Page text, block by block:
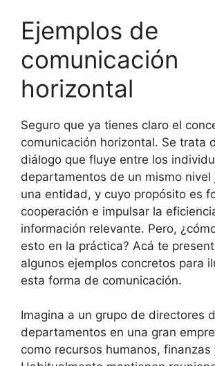
Ejemplos de
comunicación
horizontal
Seguro que ya tienes claro el
comunicación horizontal. Se trata
diálogo que fluye entre los
departamentos de un mismo nivel
una entidad, y cuyo propósito es
cooperación e impulsar la
información relevante. Pero,
esto en la práctica? Acá te
algunos ejemplos concretos para
esta forma de comunicación.
Imagina a un grupo de directores
departamentos en una gran
como recursos humanos, finanzas